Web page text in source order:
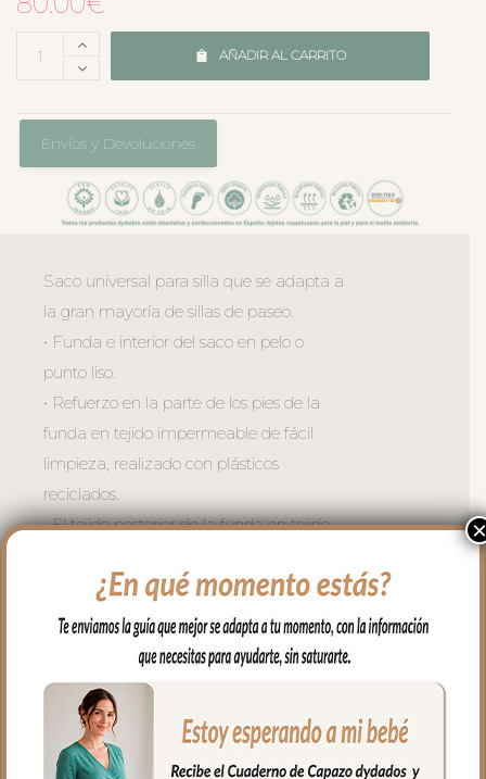
AÑADIR AL CARRITO
Envíos y Devoluciones
Saco universal para silla que se adapta a
la gran mayoría de sillas de paseo.
• Funda e interior del saco en pelo o
punto liso.
• Refuerzo en la parte de los pies de la
funda en tejido impermeable de fácil
limpieza, realizado con plásticos
reciclados.
• El tejido posterior de la funda en tejido
• Trasera de la parte superior de la funda.
• Sistema de sujeción S-PLUS. Sistema
de sujeción de la funda desarrollado
lleven la capota unida al respaldo.
• Trasera inferior de tipo elástico.
• El relleno de la funda es micro fibra
×